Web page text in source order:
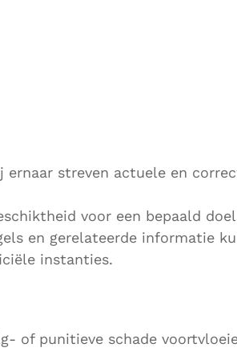
ernaar streven actuele en
voor een bepaald
en gerelateerde informatie
instanties.
of punitieve schade